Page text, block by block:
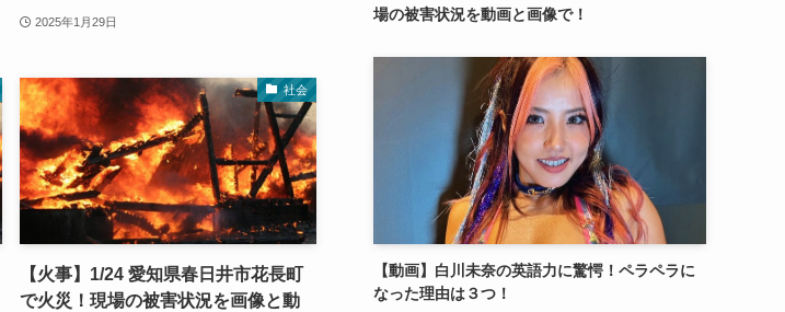
2025年1月29日
社会
【火事】1/24 愛知県春日井市花長町
で火災！現場の被害状況を画像と動
場の被害状況を動画と画像で！
【動画】白川未奈の英語力に驚愕！ペラペラに
なった理由は３つ！